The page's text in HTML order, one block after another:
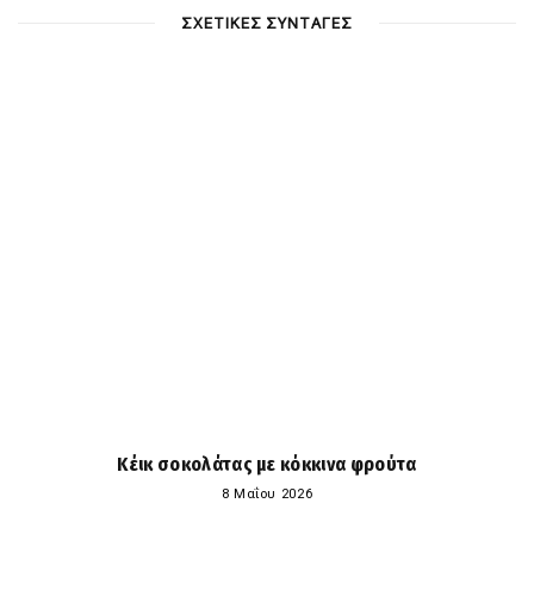
ΣΧΕΤΙΚΕΣ ΣΥΝΤΑΓΕΣ
Κέικ σοκολάτας με κόκκινα φρούτα
8 Μαΐου 2026